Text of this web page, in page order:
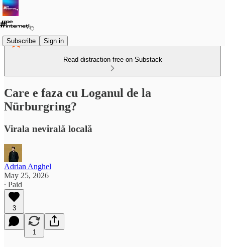
Subscribe Sign in
Read distraction-free on Substack
Care e faza cu Loganul de la
Nürburgring?
Virala nevirală locală
Adrian Anghel
May 25, 2026
∙ Paid
3
1